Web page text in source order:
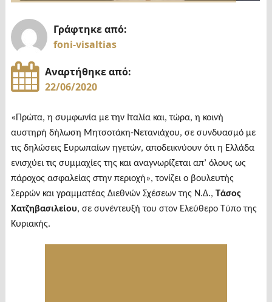
Γράφτηκε από:
foni-visaltias
Αναρτήθηκε από:
22/06/2020
«Πρώτα, η συμφωνία με την Ιταλία και, τώρα, η κοινή
αυστηρή δήλωση Μητσοτάκη-Νετανιάχου, σε συνδυασμό με
τις δηλώσεις Ευρωπαίων ηγετών, αποδεικνύουν ότι η Ελλάδα
ενισχύει τις συμμαχίες της και αναγνωρίζεται απ’ όλους ως
πάροχος ασφαλείας στην περιοχή», τονίζει ο βουλευτής
Σερρών και γραμματέας Διεθνών Σχέσεων της Ν.Δ., Τάσος
Χατζηβασιλείου, σε συνέντευξή του στον Ελεύθερο Τύπο της
Κυριακής.